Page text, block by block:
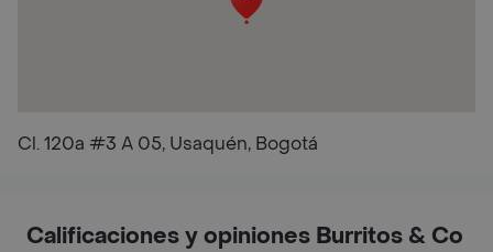
Cl. 120a #3 A 05, Usaquén, Bogotá
Calificaciones y opiniones Burritos & Co